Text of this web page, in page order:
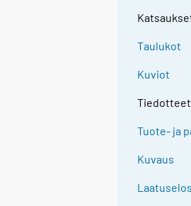
Taulukot
Kuviot
Tiedotteet
Tuote- ja
Kuvaus